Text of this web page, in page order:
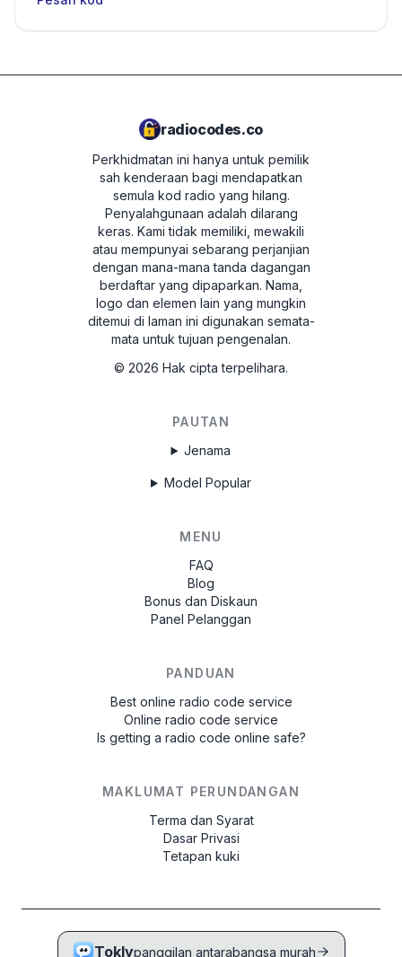
radiocodes.co
Perkhidmatan ini hanya untuk pemilik
sah kenderaan bagi mendapatkan
semula kod radio yang hilang.
Penyalahgunaan adalah dilarang
keras. Kami tidak memiliki, mewakili
atau mempunyai sebarang perjanjian
dengan mana-mana tanda dagangan
berdaftar yang dipaparkan. Nama,
logo dan elemen lain yang mungkin
ditemui di laman ini digunakan semata-
mata untuk tujuan pengenalan.
© 2026 Hak cipta terpelihara.
PAUTAN
Jenama
Model Popular
MENU
FAQ
Blog
Bonus dan Diskaun
Panel Pelanggan
PANDUAN
Best online radio code service
Online radio code service
Is getting a radio code online safe?
MAKLUMAT PERUNDANGAN
Terma dan Syarat
Dasar Privasi
Tetapan kuki
Toklypanggilan antarabangsa murah